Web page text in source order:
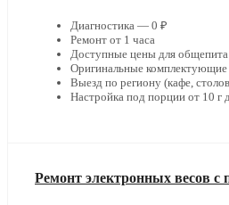
Диагностика — 0 ₽
Ремонт от 1 часа
Доступные цены для общепита
Оригинальные комплектующие
Выезд по региону (кафе,
Настройка под порции от 10 г
Ремонт электронных весов с